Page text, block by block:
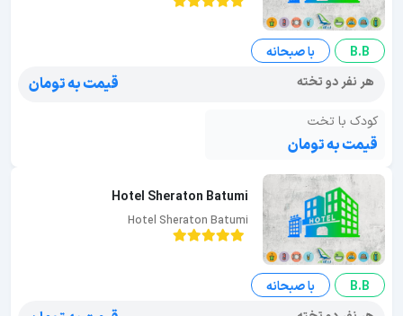
B.B
با صبحانه
هر نفر دو تخته
قیمت به تومان
کودک با تخت
قیمت به تومان
Hotel Sheraton Batumi
Hotel Sheraton Batumi
B.B
با صبحانه